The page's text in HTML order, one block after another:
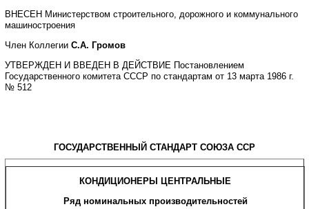
ВНЕСЕН Министерством строительного, дорожного и коммунального
машиностроения
Член Коллегии С.А. Громов
УТВЕРЖДЕН И ВВЕДЕН В ДЕЙСТВИЕ Постановлением
Государственного комитета СССР по стандартам от 13 марта 1986 г.
№ 512
ГОСУДАРСТВЕННЫЙ СТАНДАРТ СОЮЗА ССР
КОНДИЦИОНЕРЫ ЦЕНТРАЛЬНЫЕ
Ряд номинальных производительностей